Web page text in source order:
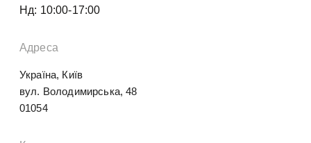
Нд: 10:00-17:00
Адреса
Україна, Київ
вул. Володимирська, 48
01054